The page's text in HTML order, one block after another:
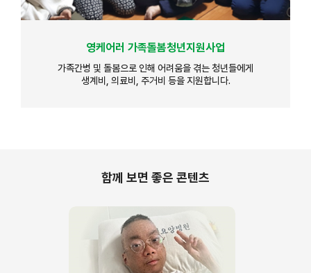
영케어러 가족돌봄청년지원사업
가족간병 및 돌봄으로 인해 어려움을 겪는 청년들에게
생계비, 의료비, 주거비 등을 지원합니다.
함께 보면 좋은 콘텐츠